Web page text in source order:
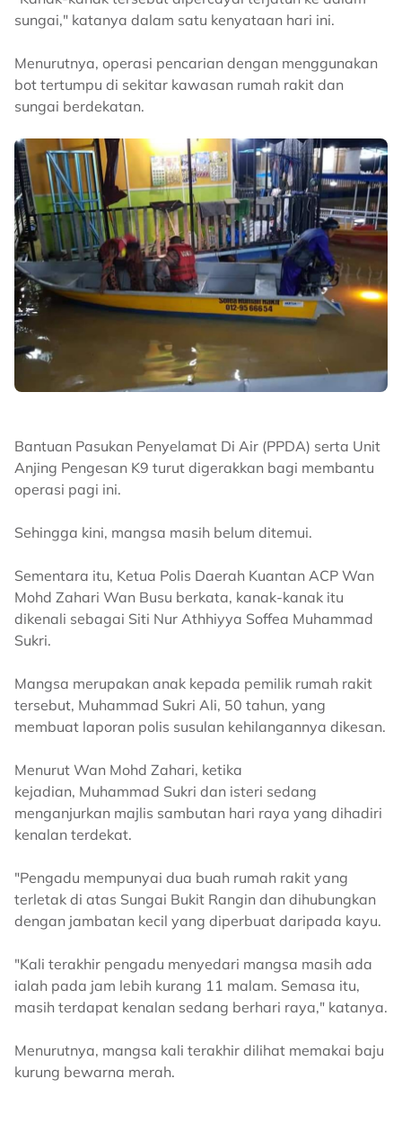
sungai," katanya dalam satu kenyataan hari ini.
Menurutnya, operasi pencarian dengan menggunakan
bot tertumpu di sekitar kawasan rumah rakit dan
sungai berdekatan.
Bantuan Pasukan Penyelamat Di Air (PPDA) serta Unit
Anjing Pengesan K9 turut digerakkan bagi membantu
operasi pagi ini.
Sehingga kini, mangsa masih belum ditemui.
Sementara itu, Ketua Polis Daerah Kuantan ACP Wan
Mohd Zahari Wan Busu berkata, kanak-kanak itu
dikenali sebagai Siti Nur Athhiyya Soffea Muhammad
Sukri.
Mangsa merupakan anak kepada pemilik rumah rakit
tersebut, Muhammad Sukri Ali, 50 tahun, yang
membuat laporan polis susulan kehilangannya dikesan.
Menurut Wan Mohd Zahari, ketika
kejadian, Muhammad Sukri dan isteri sedang
menganjurkan majlis sambutan hari raya yang dihadiri
kenalan terdekat.
"Pengadu mempunyai dua buah rumah rakit yang
terletak di atas Sungai Bukit Rangin dan dihubungkan
dengan jambatan kecil yang diperbuat daripada kayu.
"Kali terakhir pengadu menyedari mangsa masih ada
ialah pada jam lebih kurang 11 malam. Semasa itu,
masih terdapat kenalan sedang berhari raya," katanya.
Menurutnya, mangsa kali terakhir dilihat memakai baju
kurung bewarna merah.